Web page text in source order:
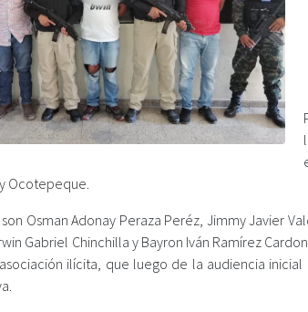
Ocotepeque.
Osman Adonay Peraza Peréz, Jimmy Javier
Gabriel Chinchilla y Bayron Iván Ramírez
ilícita, que luego de la audiencia